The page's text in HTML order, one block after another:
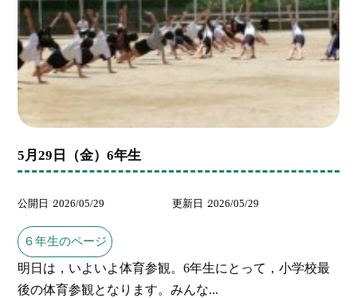
5月29日（金）6年生
公開日 2026/05/29 更新日 2026/05/29
６年生のページ
明日は，いよいよ体育参観。6年生にとって，小学校最
後の体育参観となります。みんな...